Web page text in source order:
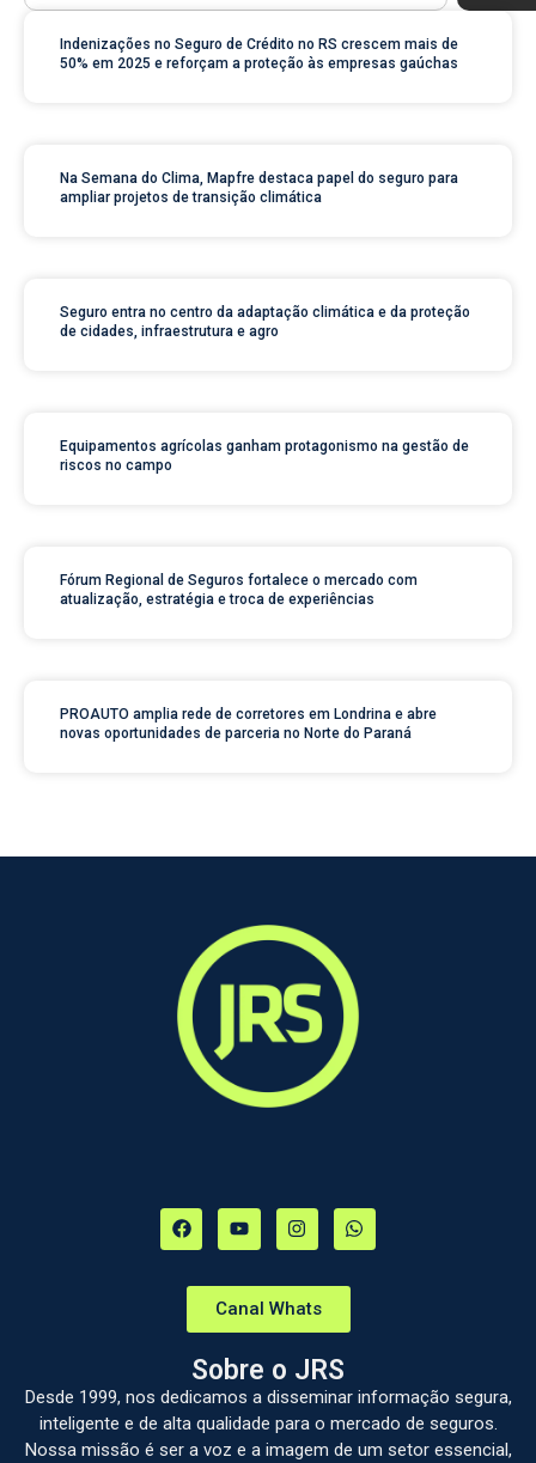
Indenizações no Seguro de Crédito no RS crescem mais de
50% em 2025 e reforçam a proteção às empresas gaúchas
Na Semana do Clima, Mapfre destaca papel do seguro para
ampliar projetos de transição climática
Seguro entra no centro da adaptação climática e da proteção
de cidades, infraestrutura e agro
Equipamentos agrícolas ganham protagonismo na gestão de
riscos no campo
Fórum Regional de Seguros fortalece o mercado com
atualização, estratégia e troca de experiências
PROAUTO amplia rede de corretores em Londrina e abre
novas oportunidades de parceria no Norte do Paraná
Canal Whats
Sobre o JRS
Desde 1999, nos dedicamos a disseminar informação segura,
inteligente e de alta qualidade para o mercado de seguros.
Nossa missão é ser a voz e a imagem de um setor essencial,